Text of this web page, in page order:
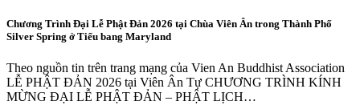
Chương Trình Đại Lễ Phật Đản 2026 tại Chùa Viên Ân trong Thành Phố
Silver Spring ở Tiểu bang Maryland
Theo nguồn tin trên trang mạng của Vien An Buddhist Association
LỄ PHẬT ĐẢN 2026 tại Viên Ân Tự CHƯƠNG TRÌNH KÍNH
MỪNG ĐẠI LỄ PHẬT ĐẢN – PHẬT LỊCH…